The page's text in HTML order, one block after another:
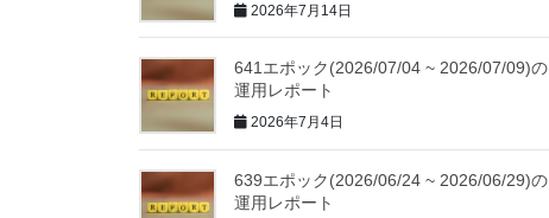
2026年7月14日
641エポック(2026/07/04 ~ 2026/07/09)の
運用レポート
2026年7月4日
639エポック(2026/06/24 ~ 2026/06/29)の
運用レポート